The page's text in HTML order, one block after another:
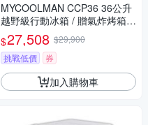
MYCOOLMAN CCP36 36公升
越野級行動冰箱 / 贈氣炸烤箱
送完為止
$27,508 $29,900
挑戰低價
券
加入購物車